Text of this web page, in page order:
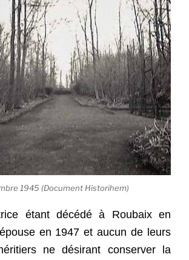
1945 (Document Historihem)
étant décédé à Roubaix en
en 1947 et aucun de leurs
ne désirant conserver la